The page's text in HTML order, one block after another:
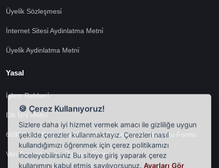
Üyeli̇k Sözleşmesi̇
İnternet Si̇tesi̇ Aydinlatma Metni̇
Üyeli̇k Aydinlatma Metni̇
Yasal
İşlem Rehberi̇
Etk İzni̇ Metni̇
6698 Sayili Kvkk Gereği̇nce Veri̇ Sorumlusuna Başvuru Formu
Veri Sorumlularına Başvuru Formu
🍪 Çerez Kullanıyoruz!
Sizlere daha iyi hizmet vermek amacı ile gizliliğe uygun
şekilde çerezler kullanmaktayız. Çerezleri nasıl
kullandığımızı öğrenmek için çerez politikamızı
inceleyebilirsiniz Bu siteye giriş yaparak çerez
kullanımını kabul etmiş sayılıyorsunuz. Ayarları Gör